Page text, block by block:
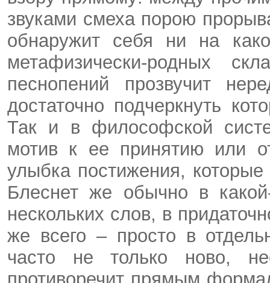
звуками смеха порою
обнаружит себя ни на
метафизически-родных
песнопений прозвучит
достаточно подчеркнуть
Так и в философской
мотив к ее принятию или
улыбка постижения,
Блеснет же обычно в
нескольких слов, в
же всего – просто в
часто не только ново,